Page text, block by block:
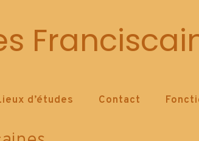
d’études Contact